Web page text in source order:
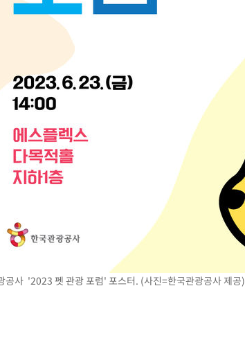
윤리위, '돌려차기 발언' 진종오·서범수 징계 절차 개시
중국 수출 23.9%↑ 수입 27.5%↑…무역총액 25.3%↑
순직 책임' 임성근, 항소심도 징역 3년
검, '관저이전 봐주기 감사' 유병호 구속기소
볼라환자 4천명 돌파, 4053명 발생 1850명 사망
공사 '2023 펫 관광 포럼' 포스터. (사진=한국관광공사 제공)